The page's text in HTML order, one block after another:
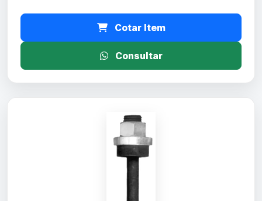
Cotar Item
Consultar